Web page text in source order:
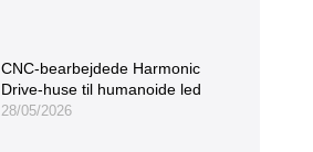
CNC-bearbejdede Harmonic
Drive-huse til humanoide led
28/05/2026